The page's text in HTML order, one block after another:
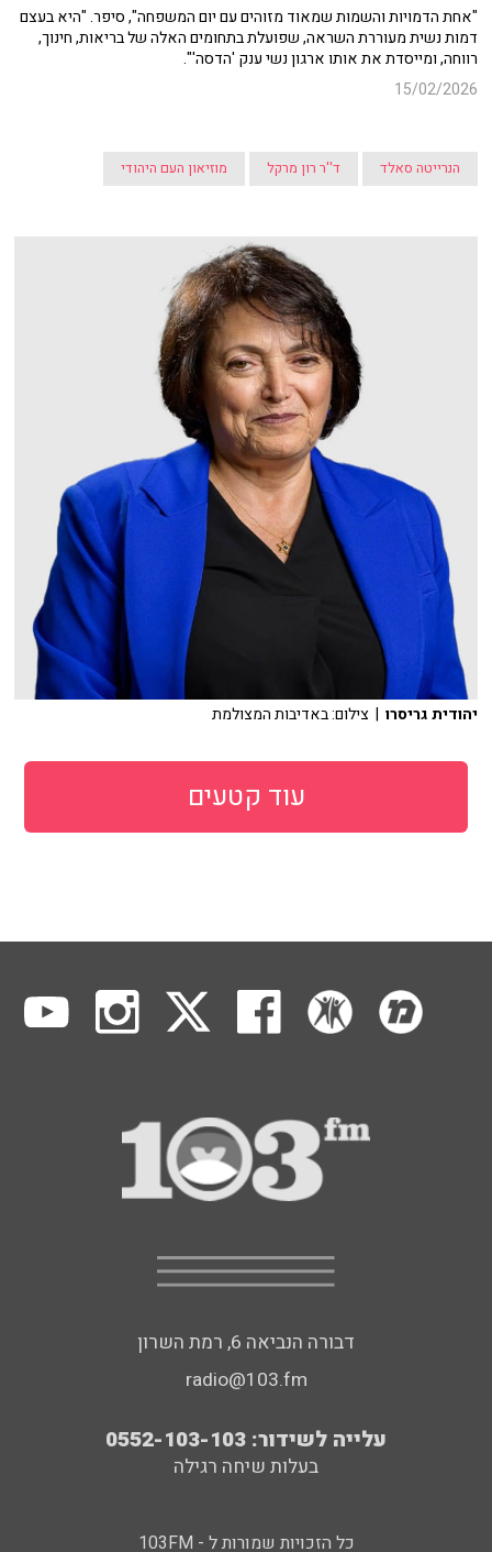
"אחת הדמויות והשמות שמאוד מזוהים עם יום המשפחה", סיפר. "היא בעצם
דמות נשית מעוררת השראה, שפועלת בתחומים האלה של בריאות, חינוך,
רווחה, ומייסדת את אותו ארגון נשי ענק 'הדסה'".
15/02/2026
הנרייטה סאלד ד''ר רון מרקל מוזיאון העם היהודי
יהודית גריסרו | צילום: באדיבות המצולמת
עוד קטעים
דבורה הנביאה 6, רמת השרון
radio@103.fm
עלייה לשידור: 0552-103-103
בעלות שיחה רגילה
כל הזכויות שמורות ל - 103FM